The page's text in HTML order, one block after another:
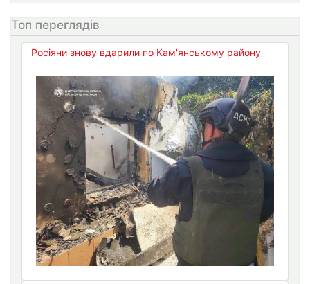
Топ переглядів
Росіяни знову вдарили по Кам'янському району